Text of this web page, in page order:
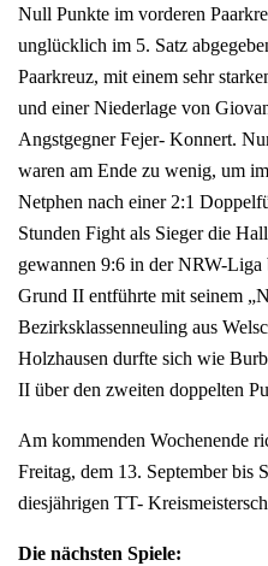
Null Punkte im vorderen
unglücklich im 5. Satz
Paarkreuz, mit einem sehr
und einer Niederlage von
Angstgegner Fejer- Konnert.
waren am Ende zu wenig, um
Netphen nach einer 2:1
Stunden Fight als Sieger die
gewannen 9:6 in der NRW-
Grund II entführte mit seinem
Bezirksklassenneuling aus
Holzhausen durfte sich wie
II über den zweiten doppelten
Am kommenden Wochenende
Freitag, dem 13. September bis
diesjährigen TT-
Die nächsten Spiele: